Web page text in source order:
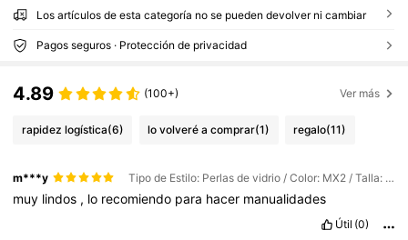
Los artículos de esta categoría no se pueden devolver ni cambiar
Pagos seguros · Protección de privacidad
4.89 (100+) Ver más
rapidez logística(6) lo volveré a comprar(1) regalo(11)
m***y Tipo de Estilo: Perlas de vidrio / Color: MX2 / Talla: 2-2,5 mm
muy lindos , lo recomiendo para hacer manualidades
Útil (0)